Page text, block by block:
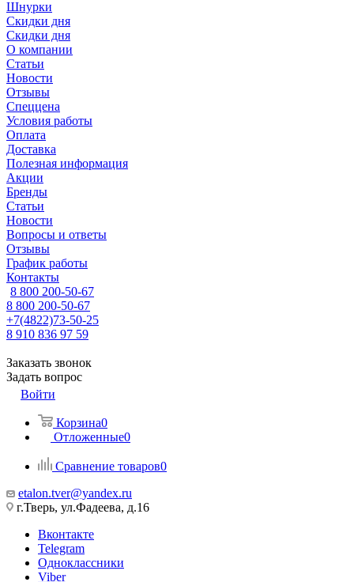
Шнурки
Скидки дня
Скидки дня
О компании
Статьи
Новости
Отзывы
Спеццена
Условия работы
Оплата
Доставка
Полезная информация
Акции
Бренды
Статьи
Новости
Вопросы и ответы
Отзывы
График работы
Контакты
8 800 200-50-67
8 800 200-50-67
+7(4822)73-50-25
8 910 836 97 59
Заказать звонок
Задать вопрос
Войти
Корзина0
Отложенные0
Сравнение товаров0
etalon.tver@yandex.ru
г.Тверь, ул.Фадеева, д.16
Вконтакте
Telegram
Одноклассники
Viber